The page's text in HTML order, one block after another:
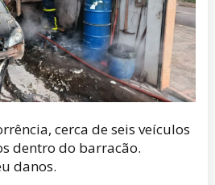
cerca de seis veículos
dentro do barracão.
danos.